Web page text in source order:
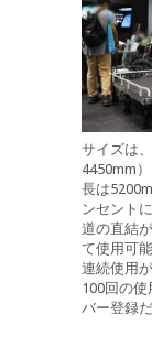
サイズは
4450mm
長は
ンセント
道の直結
て使用可
連続使用
100回の
バー登録だ